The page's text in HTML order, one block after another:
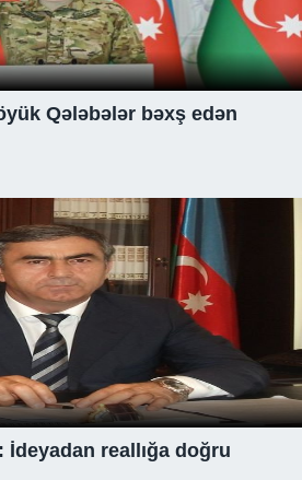
Qələbələr bəxş edən
reallığa doğru